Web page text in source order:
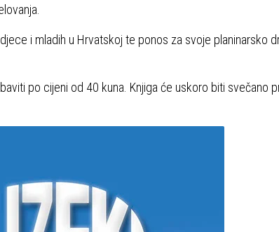
i mladih u Hrvatskoj te ponos za svoje planinarsko
po cijeni od 40 kuna. Knjiga će uskoro biti svečano